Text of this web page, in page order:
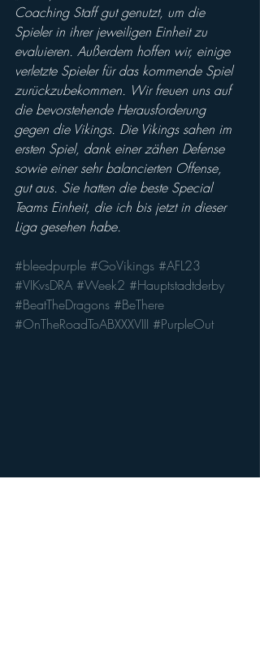
Coaching Staff gut genutzt, um die
Spieler in ihrer jeweiligen Einheit zu
evaluieren. Außerdem hoffen wir, einige
verletzte Spieler für das kommende Spiel
zurückzubekommen. Wir freuen uns auf
die bevorstehende Herausforderung
gegen die Vikings. Die Vikings sahen im
ersten Spiel, dank einer zähen Defense
sowie einer sehr balancierten Offense,
gut aus. Sie hatten die beste Special
Teams Einheit, die ich bis jetzt in dieser
Liga gesehen habe.
#bleedpurple #GoVikings #AFL23
#VIKvsDRA #Week2 #Hauptstadtderby
#BeatTheDragons #BeThere
#OnTheRoadToABXXXVIII #PurpleOut